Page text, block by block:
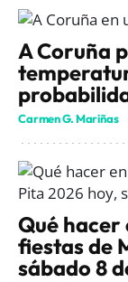
A Coruña
Carmen G. Mariñas
Qué hacer
fiestas de
sábado 8